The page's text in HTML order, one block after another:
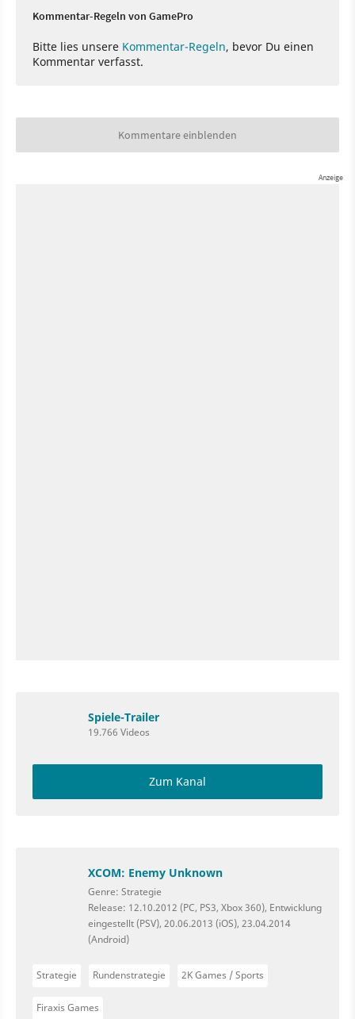
Kommentar-Regeln von GamePro
Bitte lies unsere Kommentar-Regeln, bevor Du einen
Kommentar verfasst.
Kommentare einblenden
Spiele-Trailer
19.766 Videos
Zum Kanal
XCOM: Enemy Unknown
Genre: Strategie
Release: 12.10.2012 (PC, PS3, Xbox 360), Entwicklung
eingestellt (PSV), 20.06.2013 (iOS), 23.04.2014
(Android)
Strategie Rundenstrategie 2K Games / Sports
Firaxis Games